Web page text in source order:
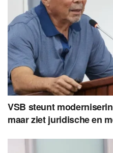
VSB steunt
maar ziet juridische en